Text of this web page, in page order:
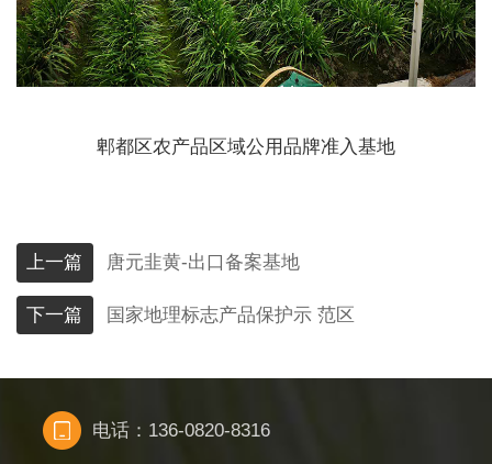
郫都区农产品区域公用品牌准入基地
上一篇 唐元韭黄-出口备案基地
下一篇 国家地理标志产品保护示 范区
电话：136-0820-8316